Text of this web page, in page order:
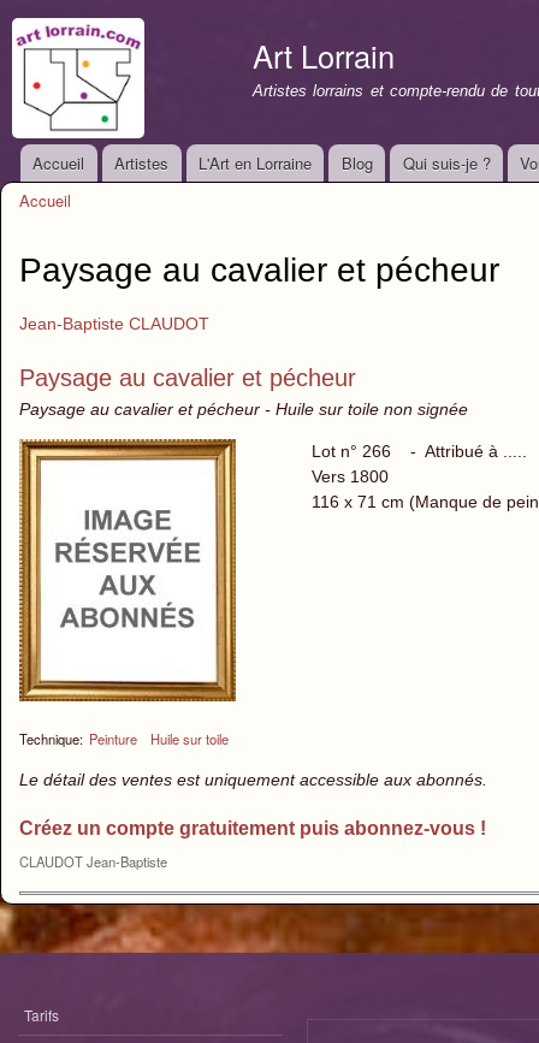
Art Lorrain
Artistes lorrains et compte-rendu de
Menu principal
Accueil Artistes L'Art en Lorraine Blog Qui suis-je ?
Accueil
Paysage au cavalier et pécheur
Jean-Baptiste CLAUDOT
Paysage au cavalier et pécheur
Paysage au cavalier et pécheur - Huile sur toile non signée
Technique: Peinture Huile sur toile
Lot n° 266 - Attribué à .....
Vers 1800
116 x 71 cm (Manque de
Le détail des ventes est uniquement accessible aux abonnés.
Créez un compte gratuitement puis abonnez-vous !
CLAUDOT Jean-Baptiste
Tarifs